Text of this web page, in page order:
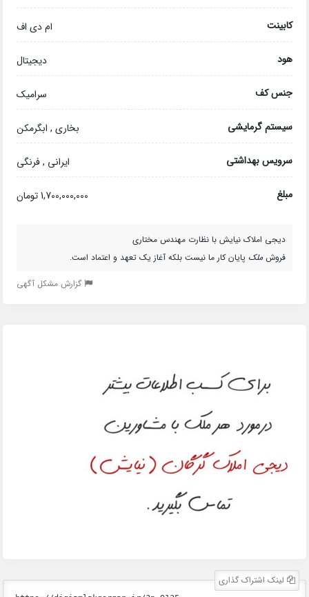
کابینت ام دی اف
هود دیجیتال
جنس کف سرامیک
سیستم گرمایشی بخاری , ابگرمکن
سرویس بهداشتی ایرانی , فرنگی
مبلغ 1,700,000,000 تومان
دیجی املاک نیایش با نظارت مهندس مختاری
فروشملک پایان کار ما نیست بلکه آغاز یک تعهد و اعتماد است.
گزارش مشکل آگهی
لینک اشتراک گذاری